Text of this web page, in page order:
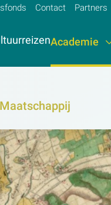
Contact Partners
Academie